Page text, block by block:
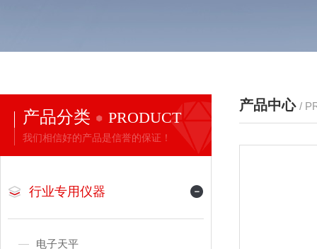
产品分类 PRODUCT
我们相信好的产品是信誉的保证！
行业专用仪器
电子天平
产品中心 /